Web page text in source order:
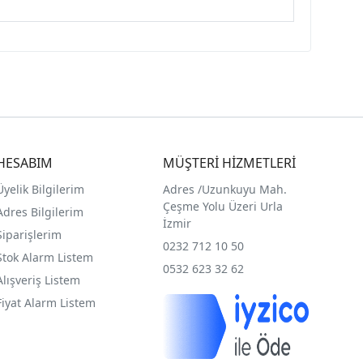
Bilgilerim
Bilgilerim
Alarm Listem
Listem
Alarm Listem
MÜŞTERİ HİZMETLERİ
Adres /Uzunkuyu Mah.
Çeşme Yolu Üzeri Urla
İzmir
0232 712 10 50
0532 623 32 62